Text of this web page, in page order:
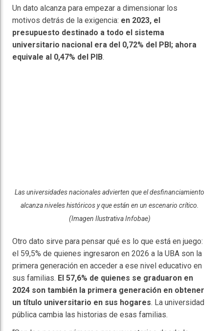
Un dato alcanza para empezar a dimensionar los
motivos detrás de la exigencia: en 2023, el
presupuesto destinado a todo el sistema
universitario nacional era del 0,72% del PBI; ahora
equivale al 0,47% del PIB.
Las universidades nacionales advierten que el desfinanciamiento
alcanza niveles históricos y que están en un escenario crítico.
(Imagen Ilustrativa Infobae)
Otro dato sirve para pensar qué es lo que está en juego:
el 59,5% de quienes ingresaron en 2026 a la UBA son la
primera generación en acceder a ese nivel educativo en
sus familias. El 57,6% de quienes se graduaron en
2024 son también la primera generación en obtener
un título universitario en sus hogares. La universidad
pública cambia las historias de esas familias.